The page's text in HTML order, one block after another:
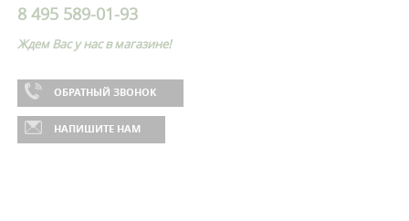
8 495 589-01-93
Ждем Вас у нас в магазине!
ОБРАТНЫЙ ЗВОНОК
НАПИШИТЕ НАМ